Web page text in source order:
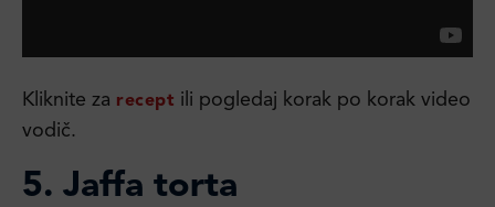
Kliknite za recept ili pogledaj korak po korak video
vodič.
5. Jaffa torta